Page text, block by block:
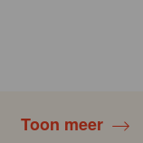
Toon meer